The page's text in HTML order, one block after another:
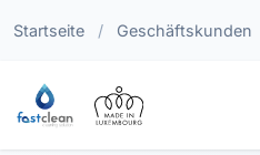
Startseite / Geschäftskunden